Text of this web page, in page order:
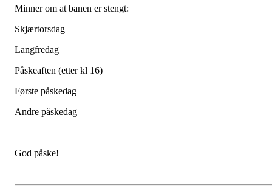
Minner om at banen er stengt:
Skjærtorsdag
Langfredag
Påskeaften (etter kl 16)
Første påskedag
Andre påskedag
God påske!